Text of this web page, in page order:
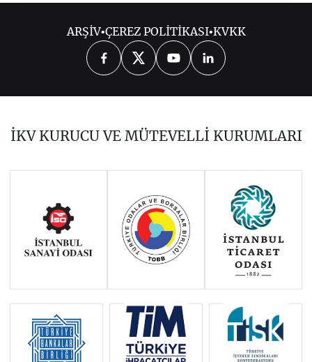
2026 2025 2024
2022 2021 2020
ARŞİV•ÇEREZ POLİTİKASI•KVKK
İKV KURUCU VE MÜTEVELLİ KURUMLARI